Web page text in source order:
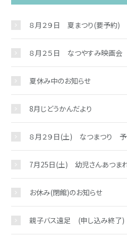
８月２９日 夏まつり(要予約)
８月２５日 なつやすみ映画会
夏休み中のお知らせ
8月じどうかんだより
８月２９日(土) なつまつり
7月25日(土) 幼児さんあつま
お休み(閉館)のお知らせ
親子バス遠足 (申し込み終了)